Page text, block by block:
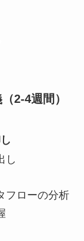
2-4週間）
し
フローの分析